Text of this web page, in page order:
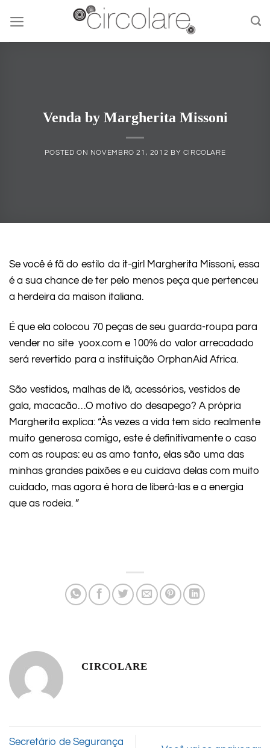
content
Venda by Margherita Missoni
POSTED ON NOVEMBRO 21, 2012 BY CIRCOLARE
Se você é fã do estilo da it-girl Margherita Missoni, essa
é a sua chance de ter pelo menos peça que pertenceu
a herdeira da maison italiana.
É que ela colocou 70 peças de seu guarda-roupa para
vender no site yoox.com e 100% do valor arrecadado
será revertido para a instituição OrphanAid Africa.
São vestidos, malhas de lã, acessórios, vestidos de
gala, macacão…O motivo do desapego? A própria
Margherita explica: “Às vezes a vida tem sido realmente
muito generosa comigo, este é definitivamente o caso
com as roupas: eu as amo tanto, elas são uma das
minhas grandes paixões e eu cuidava delas com muito
cuidado, mas agora é hora de liberá-las e a energia
que as rodeia. ”
CIRCOLARE
Secretário de Segurança